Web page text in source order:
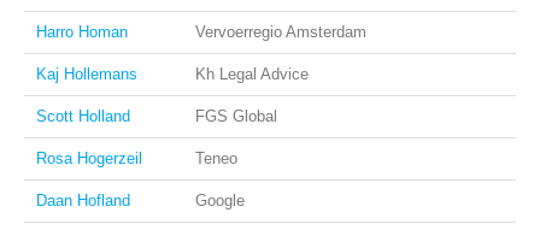
Harro Homan Vervoerregio Amsterdam
Kaj Hollemans Kh Legal Advice
Scott Holland FGS Global
Rosa Hogerzeil Teneo
Daan Hofland Google